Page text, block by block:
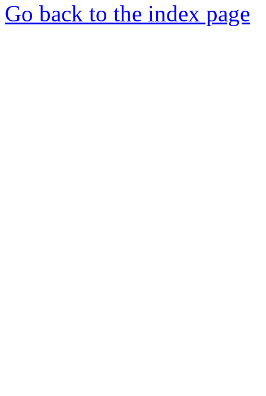
Go back to the index page